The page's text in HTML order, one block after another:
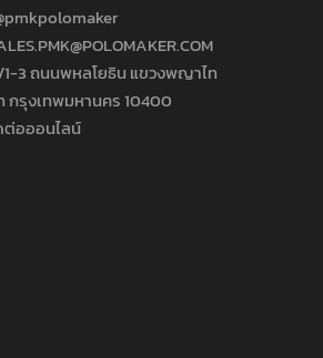
1-3 ถนนพหลโยธิน แขวงพญาไท
กรุงเทพมหานคร 10400
อออนไลน์